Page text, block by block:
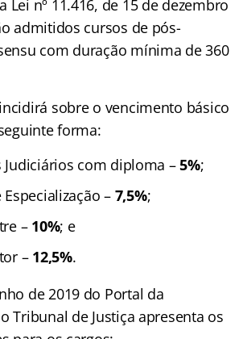
Lei nº 11.416, de 15 de dezembro
admitidos cursos de pós-
com duração mínima de 360
sobre o vencimento básico
forma:
Judiciários com diploma –5%;
– 7,5%;
– 10%; e
– 12,5%.
de 2019 do Portal da
Tribunal de Justiça apresenta os